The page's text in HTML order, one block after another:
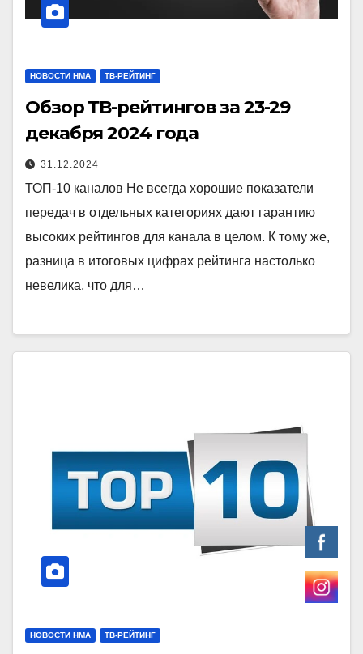
НОВОСТИ НМА ТВ-РЕЙТИНГ
Обзор ТВ-рейтингов за 23-29
декабря 2024 года
31.12.2024
ТОП-10 каналов Не всегда хорошие показатели
передач в отдельных категориях дают гарантию
высоких рейтингов для канала в целом. К тому же,
разница в итоговых цифрах рейтинга настолько
невелика, что для…
НОВОСТИ НМА ТВ-РЕЙТИНГ